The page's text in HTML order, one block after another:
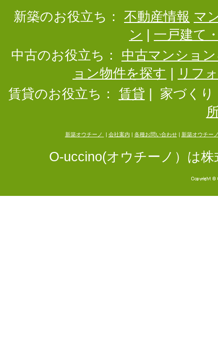
新築のお役立ち： 不動産情報 マ
ン
一戸建て
中古のお役立ち：
中古マンショ
ョン物件を探す
リフ
賃貸のお役立ち：
賃貸
家づくり
新築オウチーノ 会社案内 各種お問い合わせ| 新築オウチー
O-uccino(オウチーノ）は